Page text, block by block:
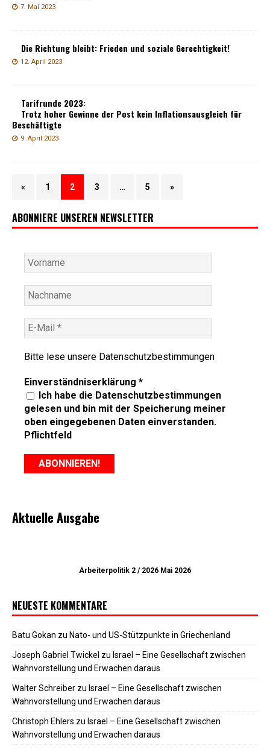
7. Mai 2023
Die Richtung bleibt: Frieden und soziale Gerechtigkeit!
12. April 2023
Tarifrunde 2023:
Trotz hoher Gewinne der Post kein Inflationsausgleich für
Beschäftigte
9. April 2023
« 1 2 3 … 5 »
ABONNIERE UNSEREN NEWSLETTER
Bitte lese unsere Datenschutzbestimmungen
Einverständniserklärung *
Ich habe die Datenschutzbestimmungen
gelesen und bin mit der Speicherung meiner
oben eingegebenen Daten einverstanden.
Pflichtfeld
Aktuelle Ausgabe
Arbeiterpolitik 2 / 2026 Mai 2026
NEUESTE KOMMENTARE
Batu Gokan zu Nato- und US-Stützpunkte in Griechenland
Joseph Gabriel Twickel zu Israel – Eine Gesellschaft zwischen
Wahnvorstellung und Erwachen daraus
Walter Schreiber zu Israel – Eine Gesellschaft zwischen
Wahnvorstellung und Erwachen daraus
Christoph Ehlers zu Israel – Eine Gesellschaft zwischen
Wahnvorstellung und Erwachen daraus